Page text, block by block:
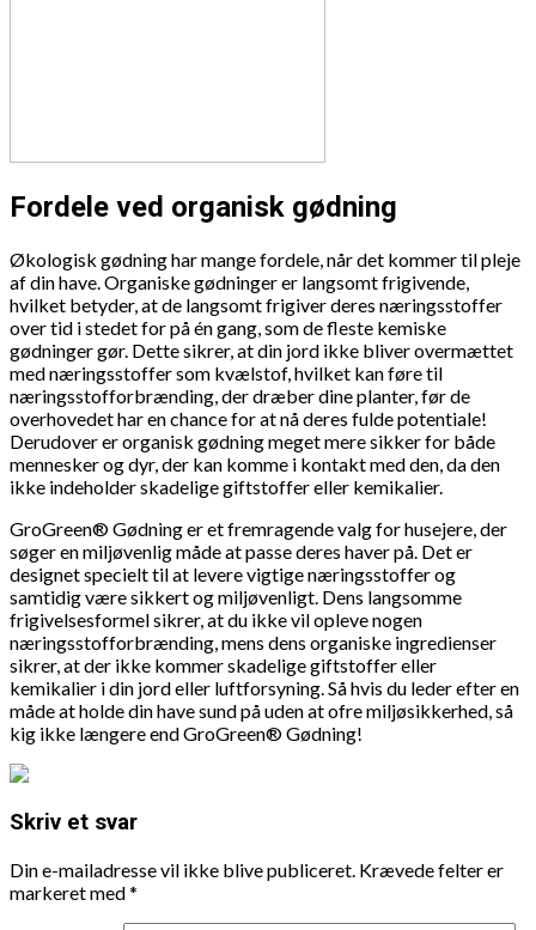
Fordele ved organisk gødning
Økologisk gødning har mange fordele, når det kommer til pleje
af din have. Organiske gødninger er langsomt frigivende,
hvilket betyder, at de langsomt frigiver deres næringsstoffer
over tid i stedet for på én gang, som de fleste kemiske
gødninger gør. Dette sikrer, at din jord ikke bliver overmættet
med næringsstoffer som kvælstof, hvilket kan føre til
næringsstofforbrænding, der dræber dine planter, før de
overhovedet har en chance for at nå deres fulde potentiale!
Derudover er organisk gødning meget mere sikker for både
mennesker og dyr, der kan komme i kontakt med den, da den
ikke indeholder skadelige giftstoffer eller kemikalier.
GroGreen® Gødning er et fremragende valg for husejere, der
søger en miljøvenlig måde at passe deres haver på. Det er
designet specielt til at levere vigtige næringsstoffer og
samtidig være sikkert og miljøvenligt. Dens langsomme
frigivelsesformel sikrer, at du ikke vil opleve nogen
næringsstofforbrænding, mens dens organiske ingredienser
sikrer, at der ikke kommer skadelige giftstoffer eller
kemikalier i din jord eller luftforsyning. Så hvis du leder efter en
måde at holde din have sund på uden at ofre miljøsikkerhed, så
kig ikke længere end GroGreen® Gødning!
Skriv et svar
Din e-mailadresse vil ikke blive publiceret. Krævede felter er
markeret med*